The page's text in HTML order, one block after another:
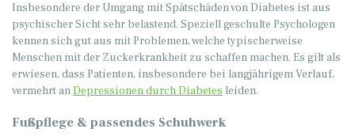
Insbesondere der Umgang mit Spätschäden von Diabetes ist aus
psychischer Sicht sehr belastend. Speziell geschulte Psychologen
kennen sich gut aus mit Problemen, welche typischerweise
Menschen mit der Zuckerkrankheit zu schaffen machen. Es gilt als
erwiesen, dass Patienten, insbesondere bei langjährigem Verlauf,
vermehrt anDepressionen durch Diabetes leiden.
Fußpflege & passendes Schuhwerk